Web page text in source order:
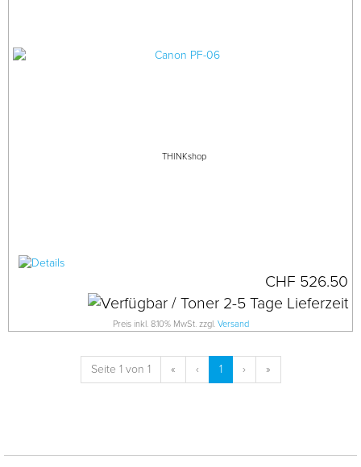
THINKshop
CHF 526.50
Preis inkl. 8.10% MwSt. zzgl. Versand
Seite 1 von 1 « ‹ 1 › »